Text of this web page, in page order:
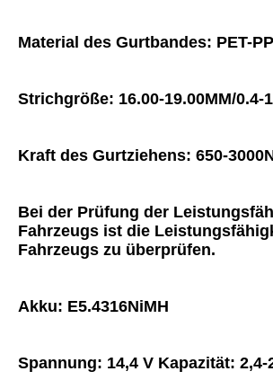
Material des Gurtbandes: PET-
Strichgröße: 16.00-19.00MM/0.4-
Kraft des Gurtziehens: 650-
Bei der Prüfung der
Fahrzeugs ist die
Fahrzeugs zu überprüfen.
Akku: E5.4316NiMH
Spannung: 14,4 V Kapazität: 2,4-